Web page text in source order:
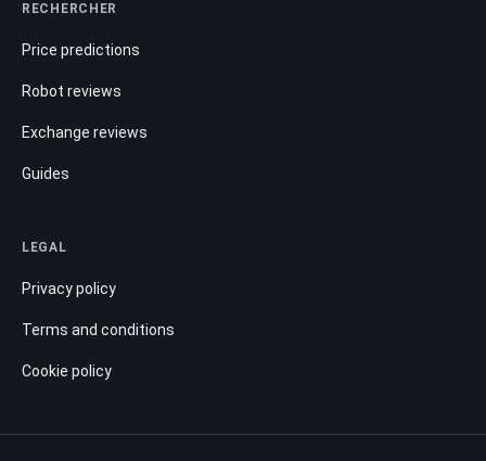
RECHERCHER
Price predictions
Robot reviews
Exchange reviews
Guides
LEGAL
Privacy policy
Terms and conditions
Cookie policy